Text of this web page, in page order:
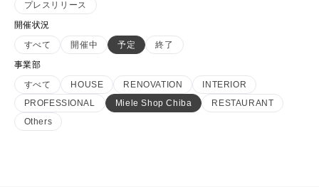
プレスリリース
開催状況
すべて
開催中 予定
終了
事業部
すべて
HOUSE RENOVATION
INTERIOR
PROFESSIONAL
Miele Shop Chiba
RESTAURANT
Others